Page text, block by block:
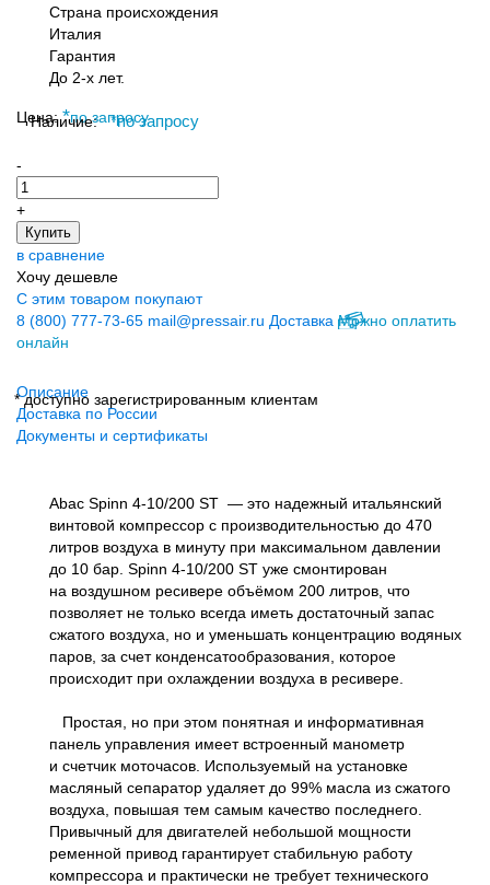
Страна происхождения
Италия
Гарантия
До 2-х лет.
Цена: *по запросу
Наличие: *по запросу
-
+
Купить
в сравнение
Хочу дешевле
С этим товаром покупают
8 (800) 777-73-65 mail@pressair.ru Доставка Можно оплатить
онлайн
* доступно зарегистрированным клиентам
Описание
Доставка по России
Документы и сертификаты
Abac Spinn 4-10/200 ST — это надежный итальянский
винтовой компрессор с производительностью до 470
литров воздуха в минуту при максимальном давлении
до 10 бар. Spinn 4-10/200 ST уже смонтирован
на воздушном ресивере объёмом 200 литров, что
позволяет не только всегда иметь достаточный запас
сжатого воздуха, но и уменьшать концентрацию водяных
паров, за счет конденсатообразования, которое
происходит при охлаждении воздуха в ресивере.
Простая, но при этом понятная и информативная
панель управления имеет встроенный манометр
и счетчик моточасов. Используемый на установке
масляный сепаратор удаляет до 99% масла из сжатого
воздуха, повышая тем самым качество последнего.
Привычный для двигателей небольшой мощности
ременной привод гарантирует стабильную работу
компрессора и практически не требует технического